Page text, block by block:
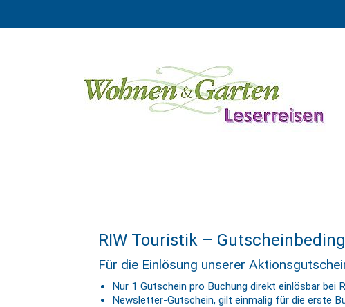
RIW Touristik –
Für die Einlösung unserer
Nur 1 Gutschein pro Buchung direkt einlösbar bei
Newsletter-Gutschein, gilt einmalig für die erste